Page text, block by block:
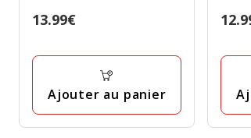
Prix
13.99€
Ajouter au panier
Prix